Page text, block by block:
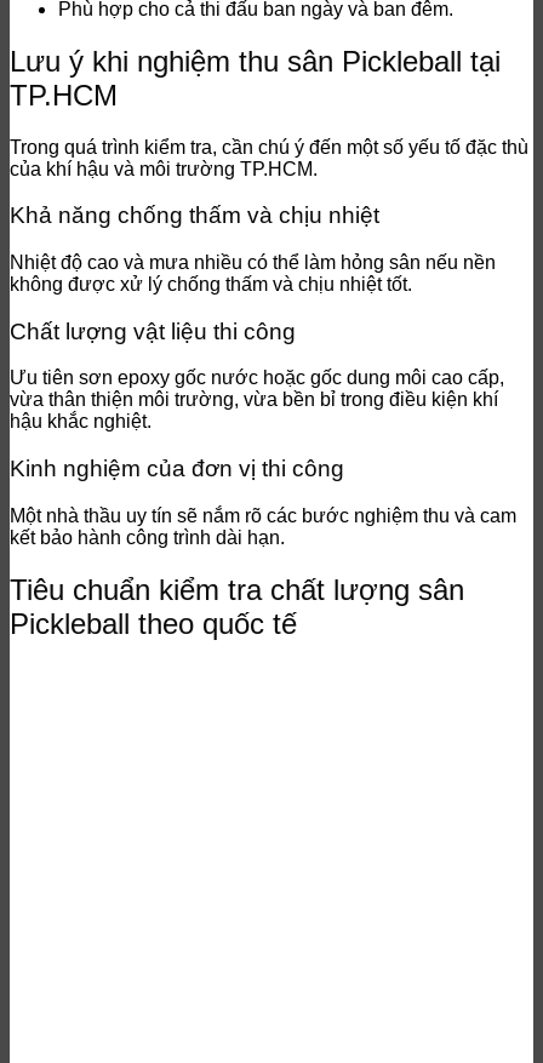
Phù hợp cho cả thi đấu ban ngày và ban đêm.
Lưu ý khi nghiệm thu sân Pickleball tại
TP.HCM
Trong quá trình kiểm tra, cần chú ý đến một số yếu tố đặc thù
của khí hậu và môi trường TP.HCM.
Khả năng chống thấm và chịu nhiệt
Nhiệt độ cao và mưa nhiều có thể làm hỏng sân nếu nền
không được xử lý chống thấm và chịu nhiệt tốt.
Chất lượng vật liệu thi công
Ưu tiên sơn epoxy gốc nước hoặc gốc dung môi cao cấp,
vừa thân thiện môi trường, vừa bền bỉ trong điều kiện khí
hậu khắc nghiệt.
Kinh nghiệm của đơn vị thi công
Một nhà thầu uy tín sẽ nắm rõ các bước nghiệm thu và cam
kết bảo hành công trình dài hạn.
Tiêu chuẩn kiểm tra chất lượng sân
Pickleball theo quốc tế